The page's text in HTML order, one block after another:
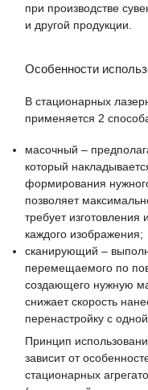
при производстве
и другой продукции.
Особенности
В стационарных
применяется 2
масочный –
который
формирования
позволяет
требует
каждого изображения;
сканирующий –
перемещаемого по
создающего нужную
снижает скорость
перенастройку с
Принцип
зависит от
стационарных